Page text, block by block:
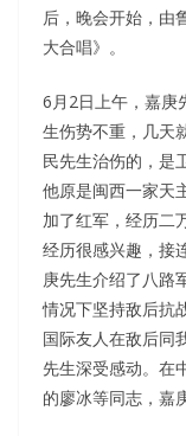
后，晚会开始，由
大合唱》。
6月2日上午，嘉庚
生伤势不重，几天
民先生治伤的，是
他原是闽西一家天
加了红军，经历二
经历很感兴趣，接
庚先生介绍了八路
情况下坚持敌后抗
国际友人在敌后同
先生深受感动。在
的廖冰等同志，嘉